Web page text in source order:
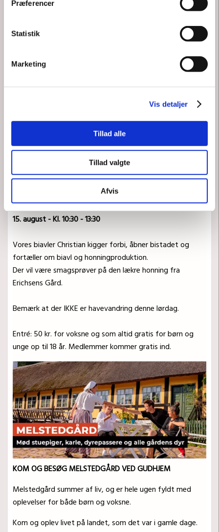
Præferencer
Statistik
Marketing
Vis detaljer
Tillad alle
Tillad valgte
Afvis
Drikkevare kan tilkøbes på stedet.
Honningdag på Erichsens Gård
15. august - Kl. 10:30 - 13:30
Vores biavler Christian kigger forbi, åbner bistadet og
fortæller om biavl og honningproduktion.
Der vil være smagsprøver på den lækre honning fra
Erichsens Gård.
Bemærk at der IKKE er havevandring denne lørdag.
Entré: 50 kr. for voksne og som altid gratis for børn og
unge op til 18 år. Medlemmer kommer gratis ind.
KOM OG BESØG MELSTEDGÅRD VED GUDHJEM
Melstedgård summer af liv, og er hele ugen fyldt med
oplevelser for både børn og voksne.
Kom og oplev livet på landet, som det var i gamle dage.